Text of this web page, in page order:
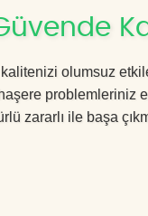
olumsuz
problemleriniz
zararlı ile başa